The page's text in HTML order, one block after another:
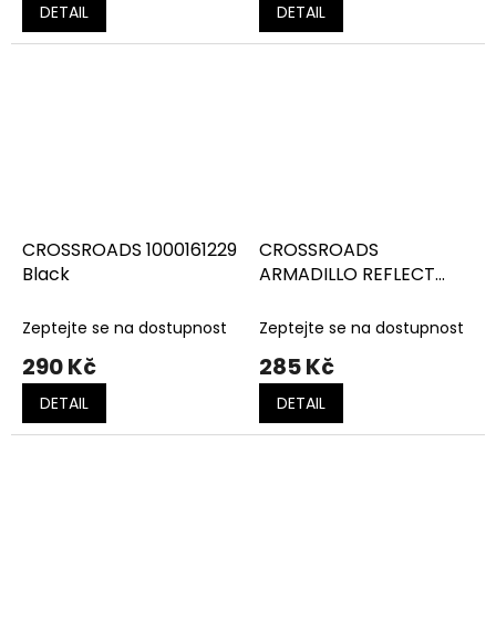
DETAIL DETAIL
CROSSROADS 1000161229
Black
Zeptejte se na dostupnost
290 Kč
DETAIL
CROSSROADS
ARMADILLO REFLECT
Zeptejte se na dostupnost
285 Kč
DETAIL